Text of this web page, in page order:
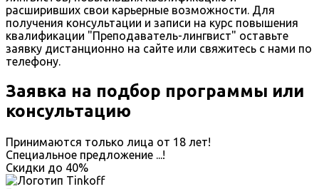
расширивших свои карьерные возможности. Для
получения консультации и записи на курс повышения
квалификации "Преподаватель-лингвист" оставьте
заявку дистанционно на сайте или свяжитесь с нами по
телефону.
Заявка на подбор программы или
консультацию
Принимаются только лица от 18 лет!
Специальное предложение ...!
Скидки до 40%